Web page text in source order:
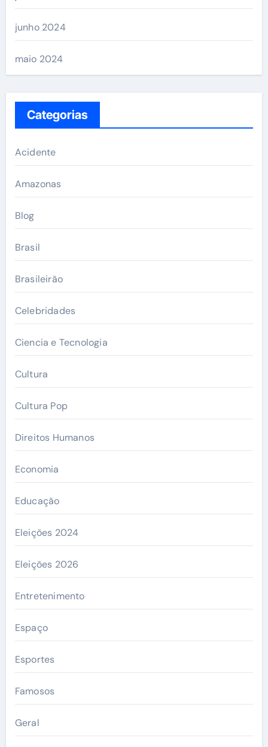
junho 2024
maio 2024
Categorias
Acidente
Amazonas
Blog
Brasil
Brasileirão
Celebridades
Ciencia e Tecnologia
Cultura
Cultura Pop
Direitos Humanos
Economia
Educação
Eleições 2024
Eleições 2026
Entretenimento
Espaço
Esportes
Famosos
Geral